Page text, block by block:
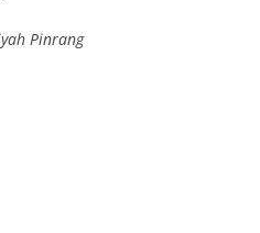
Pinrang